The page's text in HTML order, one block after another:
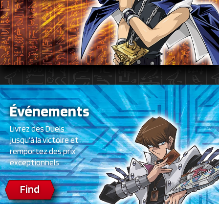
Événements
Livrez des Duels
jusqu’à la victoire et
remportez des prix
exceptionnels
Find